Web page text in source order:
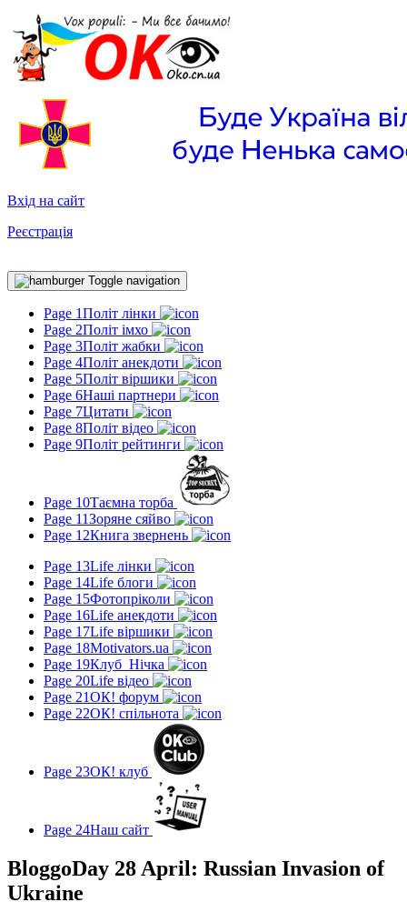
Вхід на сайт
Реєстрація
Toggle navigation
Page 1Політ лінки
Page 2Політ імхо
Page 3Політ жабки
Page 4Політ анекдоти
Page 5Політ віршики
Page 6Наші партнери
Page 7Цитати
Page 8Політ відео
Page 9Політ рейтинги
Page 10Таємна торба
Page 11Зоряне сяйво
Page 12Книга звернень
Page 13Life лінки
Page 14Life блоги
Page 15Фотопріколи
Page 16Life анекдоти
Page 17Life віршики
Page 18Motivators.ua
Page 19Клуб_Нічка
Page 20Life відео
Page 21ОК! форум
Page 22ОК! спільнота
Page 23ОК! клуб
Page 24Наш сайт
BloggoDay 28 April: Russian Invasion of
Ukraine